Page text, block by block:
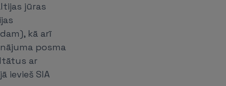
jūras
kā arī
posma
ar
ievieš SIA